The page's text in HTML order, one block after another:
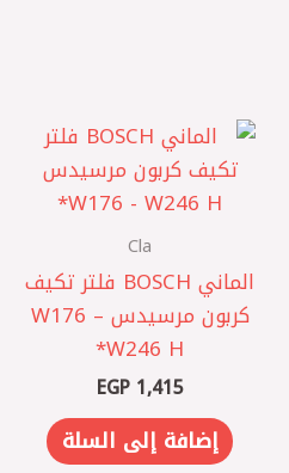
Cla
الماني BOSCH فلتر تكيف
كربون مرسيدس W176 –
W246 H*
EGP1,415
إضافة إلى السلة